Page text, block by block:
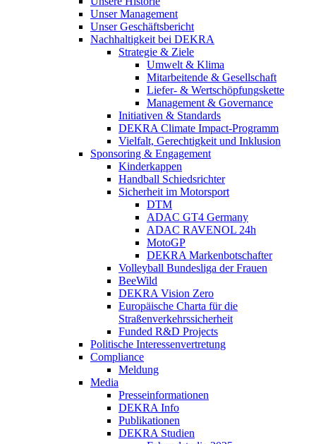
Unser Management
Unser Geschäftsbericht
Nachhaltigkeit bei DEKRA
Strategie & Ziele
Umwelt & Klima
Mitarbeitende & Gesellschaft
Liefer- & Wertschöpfungskette
Management & Governance
Initiativen & Standards
DEKRA Climate Impact-Programm
Vielfalt, Gerechtigkeit und Inklusion​
Sponsoring & Engagement
Kinderkappen
Handball Schiedsrichter
Sicherheit im Motorsport
DTM
ADAC GT4 Germany
ADAC RAVENOL 24h
MotoGP
DEKRA Markenbotschafter
Volleyball Bundesliga der Frauen
BeeWild
DEKRA Vision Zero
Europäische Charta für die
Straßenverkehrssicherheit
Funded R&D Projects
Politische Interessenvertretung
Compliance
Meldung
Media
Presseinformationen
DEKRA Info
Publikationen
DEKRA Studien